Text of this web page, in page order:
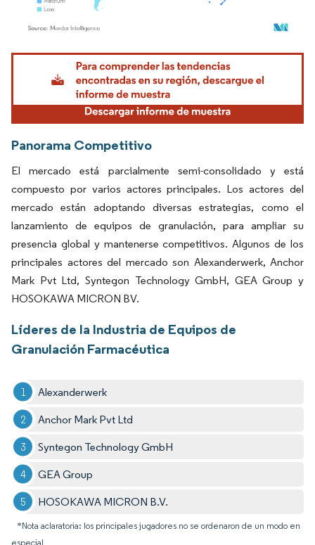
Imagen © Mordor Intelligence. El uso requiere atribución según CC BY 4.0.
Panorama Competitivo
El mercado está parcialmente semi-consolidado y está
compuesto por varios actores principales. Los actores del
mercado están adoptando diversas estrategias, como el
lanzamiento de equipos de granulación, para ampliar su
presencia global y mantenerse competitivos. Algunos de los
principales actores del mercado son Alexanderwerk, Anchor
Mark Pvt Ltd, Syntegon Technology GmbH, GEA Group y
HOSOKAWA MICRON BV.
Líderes de la Industria de Equipos de
Granulación Farmacéutica
Alexanderwerk
Anchor Mark Pvt Ltd
Syntegon Technology GmbH
GEA Group
HOSOKAWA MICRON B.V.
*Nota aclaratoria: los principales jugadores no se ordenaron de un modo en
especial